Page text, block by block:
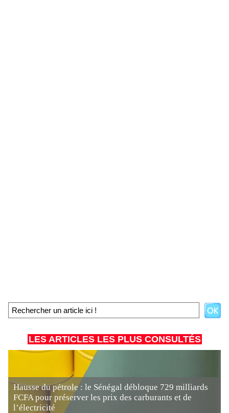
LES ARTICLES LES PLUS CONSULTÉS
Hausse du pétrole : le Sénégal débloque 729 milliards
FCFA pour préserver les prix des carburants et de
l’électricité